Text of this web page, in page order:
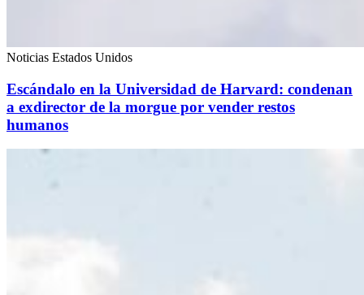
Noticias Estados Unidos
Escándalo en la Universidad de Harvard: condenan
a exdirector de la morgue por vender restos
humanos